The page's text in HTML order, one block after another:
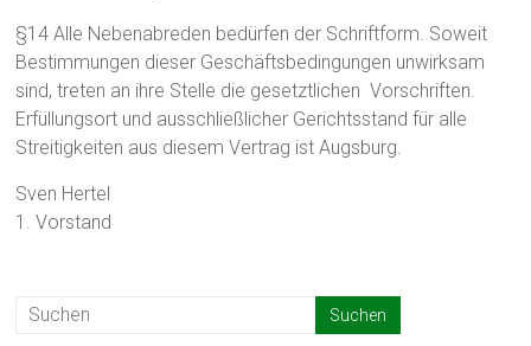
§14 Alle Nebenabreden bedürfen der Schriftform. Soweit
Bestimmungen dieser Geschäftsbedingungen unwirksam
sind, treten an ihre Stelle die gesetztlichen Vorschriften.
Erfüllungsort und ausschließlicher Gerichtsstand für alle
Streitigkeiten aus diesem Vertrag ist Augsburg.
Sven Hertel
1. Vorstand